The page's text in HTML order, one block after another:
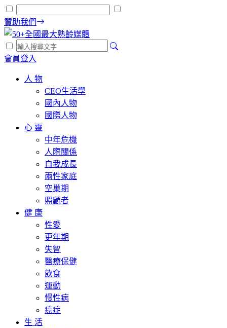
贊助我們
會員登入
人 物
CEO生活學
國內人物
國際人物
心 靈
中年危機
人際關係
自我成長
兩性家庭
空巢期
照顧者
健 康
性愛
更年期
失智
醫療保健
飲食
運動
慢性病
癌症
生 活